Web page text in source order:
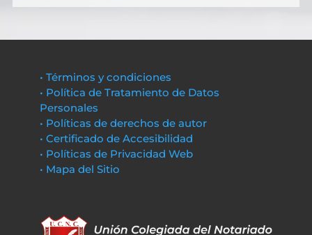
• Términos y condiciones
• Política de Tratamiento de Datos
Personales
• Políticas de derechos de autor
• Certificado de Accesibilidad
• Políticas de Privacidad Web
• Mapa del Sitio